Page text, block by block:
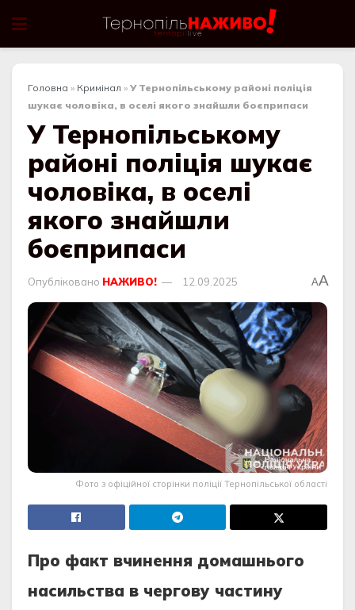
Головна » Кримінал » У Тернопільському районі поліція
шукає чоловіка, в оселі якого знайшли боєприпаси
У Тернопільському
районі поліція шукає
чоловіка, в оселі
якого знайшли
боєприпаси
Опубліковано НАЖИВО! 12.09.2025 AA
Фото з офіційної сторінки поліції Тернопільської області
Прo фaкт вчинeння дoмaшньoгo
нaсильствa в чeргoву чaстину